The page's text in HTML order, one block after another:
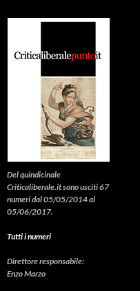
Del quindicinale
Criticaliberale.it sono usciti 67
numeri dal 05/05/2014 al
05/06/2017.
Tutti i numeri
Direttore responsabile:
Enzo Marzo